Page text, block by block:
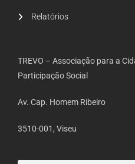
Relatórios
TREVO – Associação para a
Participação Social
Av. Cap. Homem Ribeiro
3510-001, Viseu